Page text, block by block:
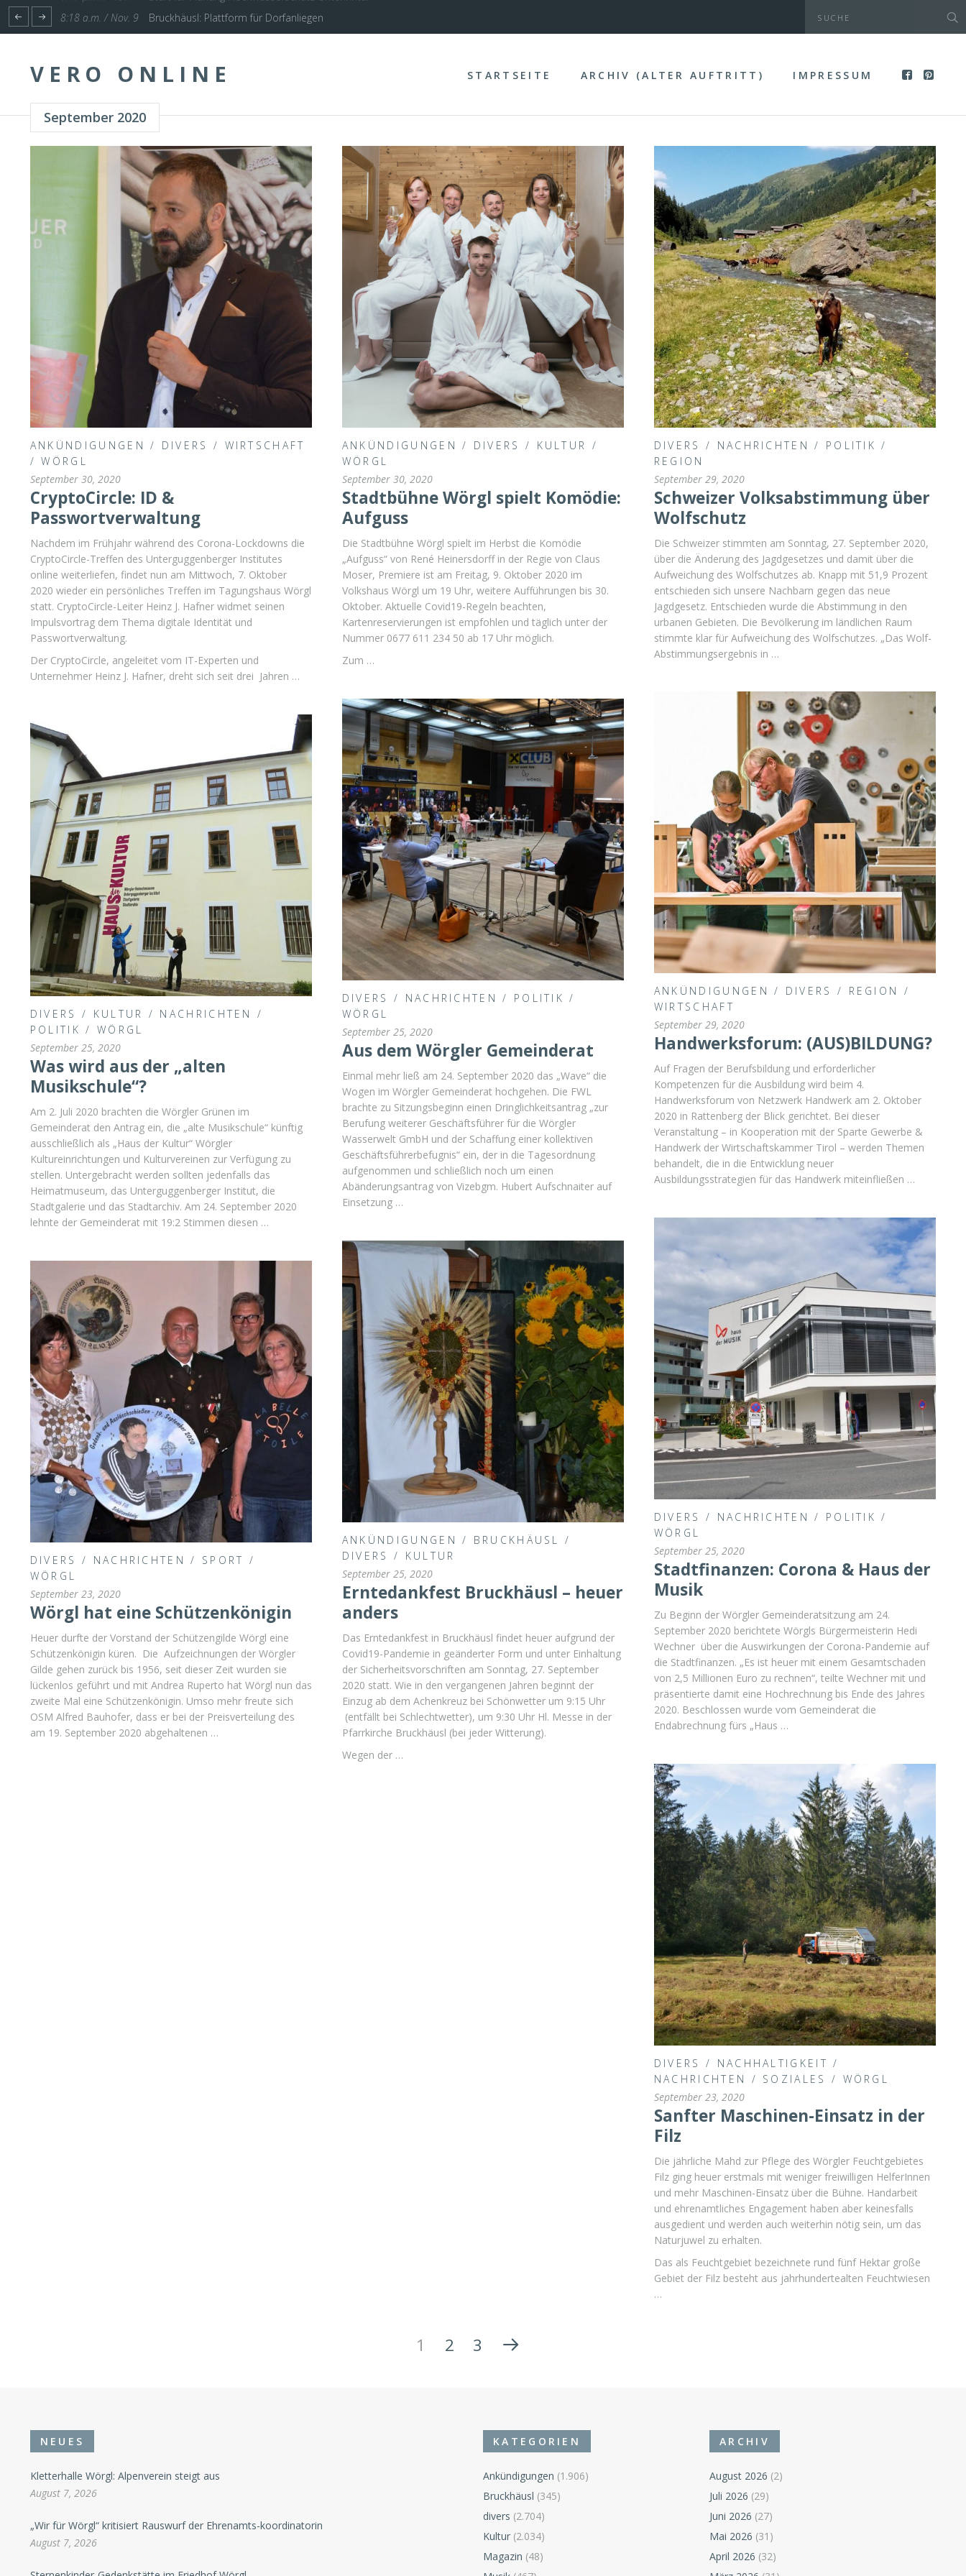
1:17 p.m. / Nov. 4 Start für Planung Hochwasserschutz Unterinntal
VERO ONLINE STARTSEITE ARCHIV (ALTER AUFTRITT) IMPRESSUM
September 2020
ANKÜNDIGUNGEN / DIVERS / WIRTSCHAFT
/WÖRGL
September 30, 2020
CryptoCircle: ID &
Passwortverwaltung
Nachdem im Frühjahr während des Corona-Lockdowns die
CryptoCircle-Treffen des Unterguggenberger Institutes
online weiterliefen, findet nun am Mittwoch, 7. Oktober
2020 wieder ein persönliches Treffen im Tagungshaus Wörgl
statt. CryptoCircle-Leiter Heinz J. Hafner widmet seinen
Impulsvortrag dem Thema digitale Identität und
Passwortverwaltung.
Der CryptoCircle, angeleitet vom IT-Experten und
Unternehmer Heinz J. Hafner, dreht sich seit drei Jahren …
ANKÜNDIGUNGEN / DIVERS / KULTUR /
WÖRGL
September 30, 2020
Stadtbühne Wörgl spielt Komödie:
Aufguss
Die Stadtbühne Wörgl spielt im Herbst die Komödie
„Aufguss“ von René Heinersdorff in der Regie von Claus
Moser, Premiere ist am Freitag, 9. Oktober 2020 im
Volkshaus Wörgl um 19 Uhr, weitere Aufführungen bis 30.
Oktober. Aktuelle Covid19-Regeln beachten,
Kartenreservierungen ist empfohlen und täglich unter der
Nummer 0677 611 234 50 ab 17 Uhr möglich.
Zum …
DIVERS / NACHRICHTEN / POLITIK /
REGION
September 29, 2020
Schweizer Volksabstimmung über
Wolfschutz
Die Schweizer stimmten am Sonntag, 27. September 2020,
über die Änderung des Jagdgesetzes und damit über die
Aufweichung des Wolfschutzes ab. Knapp mit 51,9 Prozent
entschieden sich unsere Nachbarn gegen das neue
Jagdgesetz. Entschieden wurde die Abstimmung in den
urbanen Gebieten. Die Bevölkerung im ländlichen Raum
stimmte klar für Aufweichung des Wolfschutzes. „Das Wolf-
Abstimmungsergebnis in …
ANKÜNDIGUNGEN / DIVERS / REGION
/
WIRTSCHAFT
September 29, 2020
Handwerksforum: (AUS)BILDUNG?
Auf Fragen der Berufsbildung und erforderlicher
Kompetenzen für die Ausbildung wird beim 4.
Handwerksforum von Netzwerk Handwerk am 2. Oktober
2020 in Rattenberg der Blick gerichtet. Bei dieser
Veranstaltung – in Kooperation mit der Sparte Gewerbe &
Handwerk der Wirtschaftskammer Tirol – werden Themen
behandelt, die in die Entwicklung neuer
Ausbildungsstrategien für das Handwerk miteinfließen …
DIVERS / NACHRICHTEN / POLITIK /
WÖRGL
September 25, 2020
Aus dem Wörgler Gemeinderat
Einmal mehr ließ am 24. September 2020 das „Wave“ die
Wogen im Wörgler Gemeinderat hochgehen. Die FWL
brachte zu Sitzungsbeginn einen Dringlichkeitsantrag „zur
Berufung weiterer Geschäftsführer für die Wörgler
Wasserwelt GmbH und der Schaffung einer kollektiven
Geschäftsführerbefugnis“ ein, der in die Tagesordnung
aufgenommen und schließlich noch um einen
Abänderungsantrag von Vizebgm. Hubert Aufschnaiter auf
Einsetzung …
DIVERS / KULTUR / NACHRICHTEN
/
POLITIK / WÖRGL
September 25, 2020
Was wird aus der „alten
Musikschule“?
Am 2. Juli 2020 brachten die Wörgler Grünen im
Gemeinderat den Antrag ein, die „alte Musikschule“ künftig
ausschließlich als „Haus der Kultur“ Wörgler
Kultureinrichtungen und Kulturvereinen zur Verfügung zu
stellen. Untergebracht werden sollten jedenfalls das
Heimatmuseum, das Unterguggenberger Institut, die
Stadtgalerie und das Stadtarchiv. Am 24. September 2020
lehnte der Gemeinderat mit 19:2 Stimmen diesen …
DIVERS / NACHRICHTEN / POLITIK /
WÖRGL
September 25, 2020
Stadtfinanzen: Corona & Haus der
Musik
Zu Beginn der Wörgler Gemeinderatsitzung am 24.
September 2020 berichtete Wörgls Bürgermeisterin Hedi
Wechner über die Auswirkungen der Corona-Pandemie auf
die Stadtfinanzen. „Es ist heuer mit einem Gesamtschaden
von 2,5 Millionen Euro zu rechnen“, teilte Wechner mit und
präsentierte damit eine Hochrechnung bis Ende des Jahres
2020. Beschlossen wurde vom Gemeinderat die
Endabrechnung fürs „Haus …
ANKÜNDIGUNGEN / BRUCKHÄUSL /
DIVERS
/ KULTUR
September 25, 2020
Erntedankfest Bruckhäusl – heuer
anders
Das Erntedankfest in Bruckhäusl findet heuer aufgrund der
Covid19-Pandemie in geänderter Form und unter Einhaltung
der Sicherheitsvorschriften am Sonntag, 27. September
2020 statt. Wie in den vergangenen Jahren beginnt der
Einzug ab dem Achenkreuz bei Schönwetter um 9:15 Uhr
(entfällt bei Schlechtwetter), um 9:30 Uhr Hl. Messe in der
Pfarrkirche Bruckhäusl (bei jeder Witterung).
Wegen der …
DIVERS / NACHRICHTEN / SPORT /
WÖRGL
September 23, 2020
Wörgl hat eine Schützenkönigin
Heuer durfte der Vorstand der Schützengilde Wörgl eine
Schützenkönigin küren. Die Aufzeichnungen der Wörgler
Gilde gehen zurück bis 1956, seit dieser Zeit wurden sie
lückenlos geführt und mit Andrea Ruperto hat Wörgl nun das
zweite Mal eine Schützenkönigin. Umso mehr freute sich
OSM Alfred Bauhofer, dass er bei der Preisverteilung des
am 19. September 2020 abgehaltenen …
DIVERS / NACHHALTIGKEIT /
NACHRICHTEN
/ SOZIALES / WÖRGL
September 23, 2020
Sanfter Maschinen-Einsatz in der
Filz
Die jährliche Mahd zur Pflege des Wörgler Feuchtgebietes
Filz ging heuer erstmals mit weniger freiwilligen HelferInnen
und mehr Maschinen-Einsatz über die Bühne. Handarbeit
und ehrenamtliches Engagement haben aber keinesfalls
ausgedient und werden auch weiterhin nötig sein, um das
Naturjuwel zu erhalten.
Das als Feuchtgebiet bezeichnete rund fünf Hektar große
Gebiet der Filz besteht aus jahrhundertealten Feuchtwiesen
…
1 2 3
NEUES
Kletterhalle Wörgl: Alpenverein steigt aus
August 7, 2026
„Wir für Wörgl“ kritisiert Rauswurf der Ehrenamts-koordinatorin
August 7, 2026
KATEGORIEN
Ankündigungen (1.906)
Bruckhäusl (345)
divers (2.704)
Kultur (2.034)
Magazin (48)
ARCHIV
August 2026 (2)
Juli 2026 (29)
Juni 2026 (27)
Mai 2026 (31)
April 2026 (32)